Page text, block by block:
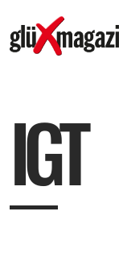
IGT